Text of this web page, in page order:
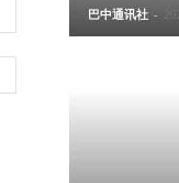
巴中通讯社 -